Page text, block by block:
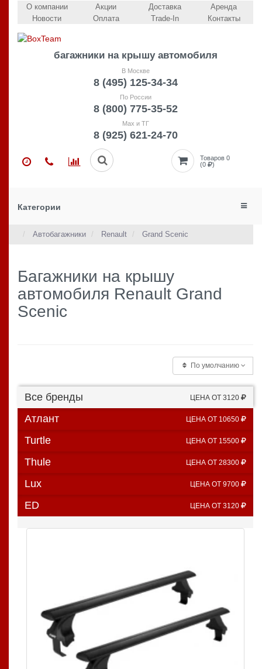
О компании
Новости
Акции
Оплата
Доставка
Trade-In
Аренда
Контакты
багажники на крышу автомобиля
В Москве
8 (495) 125-34-34
По России
8 (800) 775-35-52
Max и ТГ
8 (925) 621-24-70
Товаров 0
(0
)
Категории
Автобагажники Renault Grand Scenic
Багажники на крышу
автомобиля Renault Grand
Scenic
По умолчанию
Все бренды ЦЕНА ОТ 3120
Атлант ЦЕНА ОТ 10650
Turtle ЦЕНА ОТ 15500
Thule ЦЕНА ОТ 28300
Lux ЦЕНА ОТ 9700
ED ЦЕНА ОТ 3120